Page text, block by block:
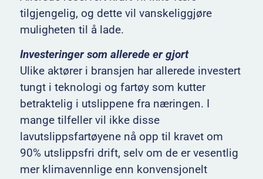
tilgjengelig, og dette vil vanskeliggjøre
muligheten til å lade.
Investeringer som allerede er gjort
Ulike aktører i bransjen har allerede investert
tungt i teknologi og fartøy som kutter
betraktelig i utslippene fra næringen. I
mange tilfeller vil ikke disse
lavutslippsfartøyene nå opp til kravet om
90% utslippsfri drift, selv om de er vesentlig
mer klimavennlige enn konvensjonelt